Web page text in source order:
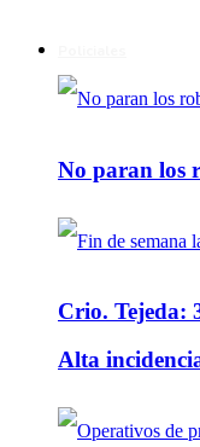
No paran los
Crio. Tejeda:
Alta